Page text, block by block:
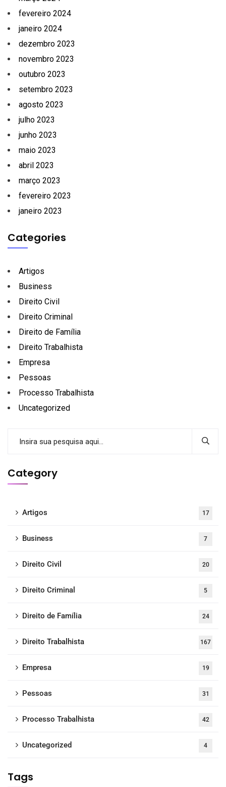
fevereiro 2024
janeiro 2024
dezembro 2023
novembro 2023
outubro 2023
setembro 2023
agosto 2023
julho 2023
junho 2023
maio 2023
abril 2023
março 2023
fevereiro 2023
janeiro 2023
Categories
Artigos
Business
Direito Civil
Direito Criminal
Direito de Família
Direito Trabalhista
Empresa
Pessoas
Processo Trabalhista
Uncategorized
Category
Artigos 17
Business 7
Direito Civil 20
Direito Criminal 5
Direito de Família 24
Direito Trabalhista 167
Empresa 19
Pessoas 31
Processo Trabalhista 42
Uncategorized 4
Tags